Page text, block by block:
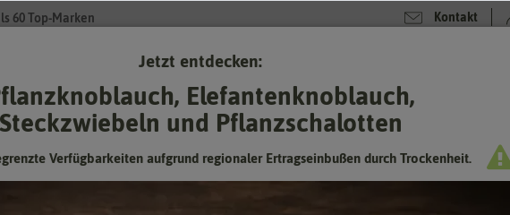
60 Top-Marken Kontakt
Jetzt entdecken:
Elefantenknoblauch,
und Pflanzschalotten
Verfügbarkeiten aufgrund regionaler Ertragseinbußen durch Trockenheit.